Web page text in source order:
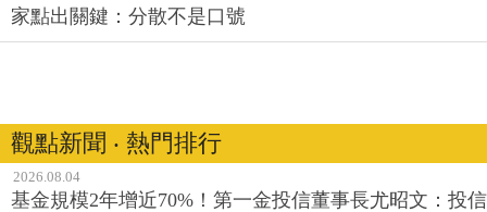
家點出關鍵：分散不是口號
觀點新聞 ‧ 熱門排行
2026.08.04
基金規模2年增近70%！第一金投信董事長尤昭文：投信